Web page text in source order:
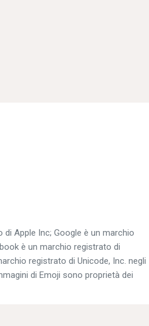
Apple Inc; Google è un marchio
è un marchio registrato di
registrato di Unicode, Inc. negli
di Emoji sono proprietà dei